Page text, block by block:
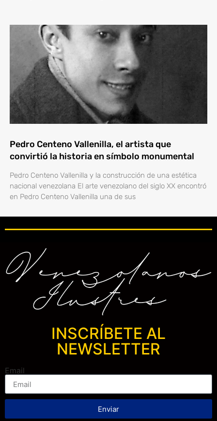
Pedro Centeno Vallenilla, el artista que
convirtió la historia en símbolo monumental
Pedro Centeno Vallenilla y la construcción de una estética
nacional venezolana El arte venezolano del siglo XX encontró
en Pedro Centeno Vallenilla una de sus
INSCRÍBETE AL
NEWSLETTER
Email
Enviar